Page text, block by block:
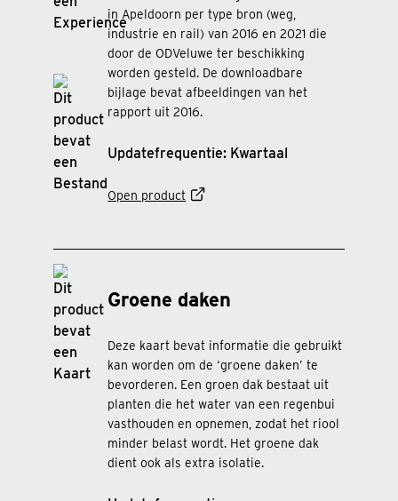
in Apeldoorn per type bron (weg,
industrie en rail) van 2016 en 2021 die
door de ODVeluwe ter beschikking
worden gesteld. De downloadbare
bijlage bevat afbeeldingen van het
rapport uit 2016.
Updatefrequentie: Kwartaal
Open product
Groene daken
Deze kaart bevat informatie die gebruikt
kan worden om de ‘groene daken’ te
bevorderen. Een groen dak bestaat uit
planten die het water van een regenbui
vasthouden en opnemen, zodat het riool
minder belast wordt. Het groene dak
dient ook als extra isolatie.